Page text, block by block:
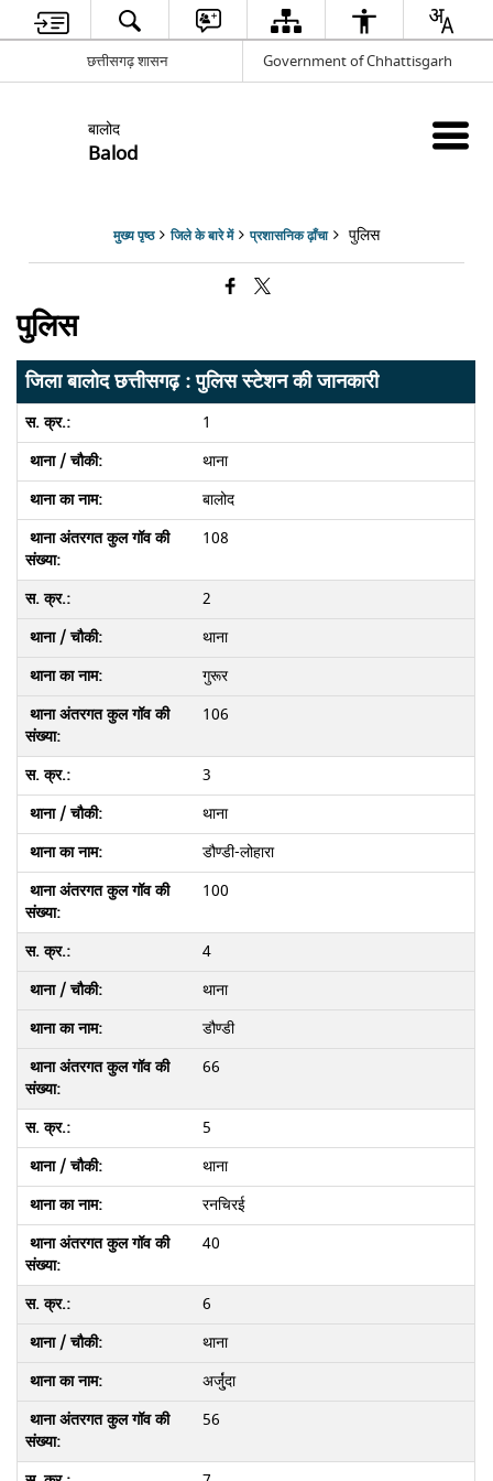
छत्तीसगढ़ शासन Government of Chhattisgarh
बालोद
Balod
मुख्य पृष्ठ जिले के बारे में प्रशासनिक ढ़ाँचा पुलिस
पुलिस
जिला बालोद छत्तीसगढ़ : पुलिस स्टेशन की जानकारी
1
थाना
बालोद
108
2
थाना
गुरूर
106
3
थाना
डौण्डी-लोहारा
100
4
थाना
डौण्डी
66
5
थाना
रनचिरई
40
6
थाना
अर्जु्ंदा
56